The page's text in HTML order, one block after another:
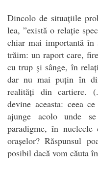
Dincolo de situațiile
lea, ”există o relație
chiar mai importantă în
trăim: un raport care,
cu trup și sânge, în
dar nu mai puțin în
realități din cartiere.
devine aceasta: ceea
ajunge acolo unde
paradigme, în
orașelor? Răspunsul
posibil dacă vom căuta